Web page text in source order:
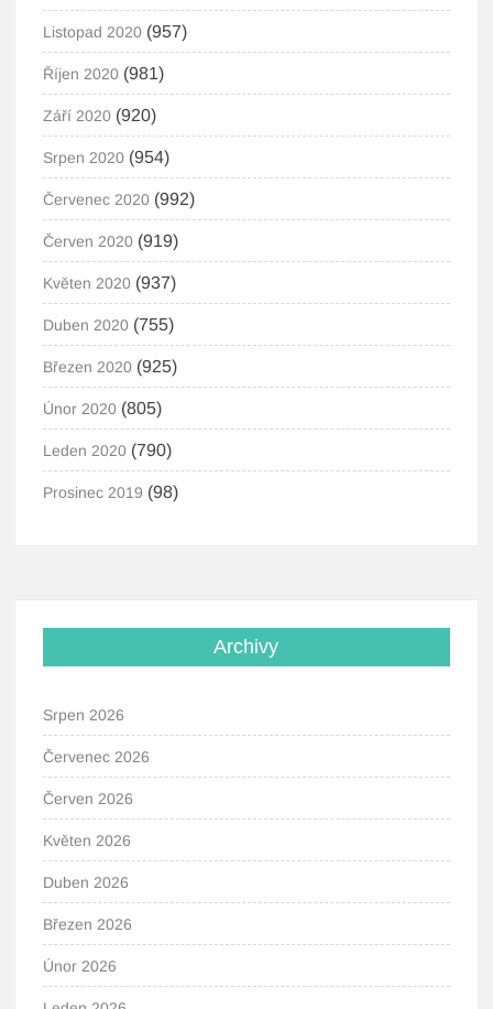
Listopad 2020 (957)
Říjen 2020 (981)
Září 2020 (920)
Srpen 2020 (954)
Červenec 2020 (992)
Červen 2020 (919)
Květen 2020 (937)
Duben 2020 (755)
Březen 2020 (925)
Únor 2020 (805)
Leden 2020 (790)
Prosinec 2019 (98)
Archivy
Srpen 2026
Červenec 2026
Červen 2026
Květen 2026
Duben 2026
Březen 2026
Únor 2026